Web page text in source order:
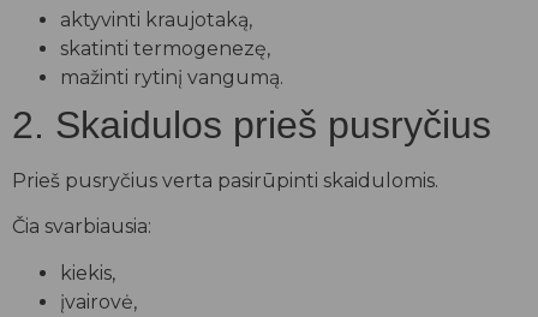
aktyvinti kraujotaką,
skatinti termogenezę,
mažinti rytinį vangumą.
2. Skaidulos prieš pusryčius
Prieš pusryčius verta pasirūpinti skaidulomis.
Čia svarbiausia:
kiekis,
įvairovė,